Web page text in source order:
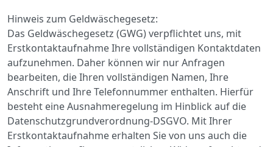
Hinweis zum Geldwäschegesetz:
Das Geldwäschegesetz (GWG) verpflichtet uns, mit
Erstkontaktaufnahme Ihre vollständigen Kontaktdaten
aufzunehmen. Daher können wir nur Anfragen
bearbeiten, die Ihren vollständigen Namen, Ihre
Anschrift und Ihre Telefonnummer enthalten. Hierfür
besteht eine Ausnahmeregelung im Hinblick auf die
Datenschutzgrundverordnung-DSGVO. Mit Ihrer
Erstkontaktaufnahme erhalten Sie von uns auch die